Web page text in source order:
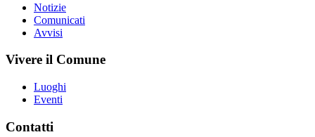
Notizie
Comunicati
Avvisi
Vivere il Comune
Luoghi
Eventi
Contatti